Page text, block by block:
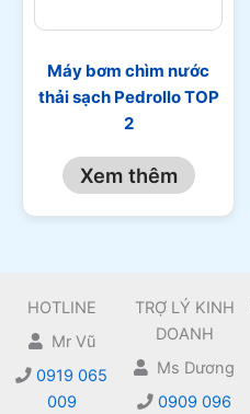
Máy bơm chìm nước
thải sạch Pedrollo TOP
2
Xem thêm
HOTLINE
Mr Vũ
0919 065
009
TRỢ LÝ KINH
DOANH
Ms Dương
0909 096